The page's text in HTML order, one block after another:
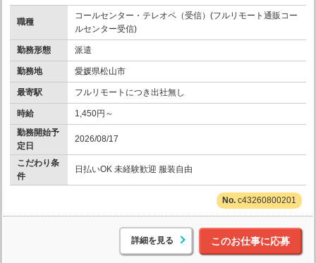
職種
コールセンター・テレオペ（受信）(フルリモート通販コー
ルセンター受信)
勤務形態 派遣
勤務地 愛媛県松山市
最寄駅 フルリモートにつき出社無し
時給
1,450円～
勤務開始予
定日
2026/08/17
こだわり条
件
日払いOK 未経験歓迎 服装自由
c43260800201
詳細を見る このお仕事に応募